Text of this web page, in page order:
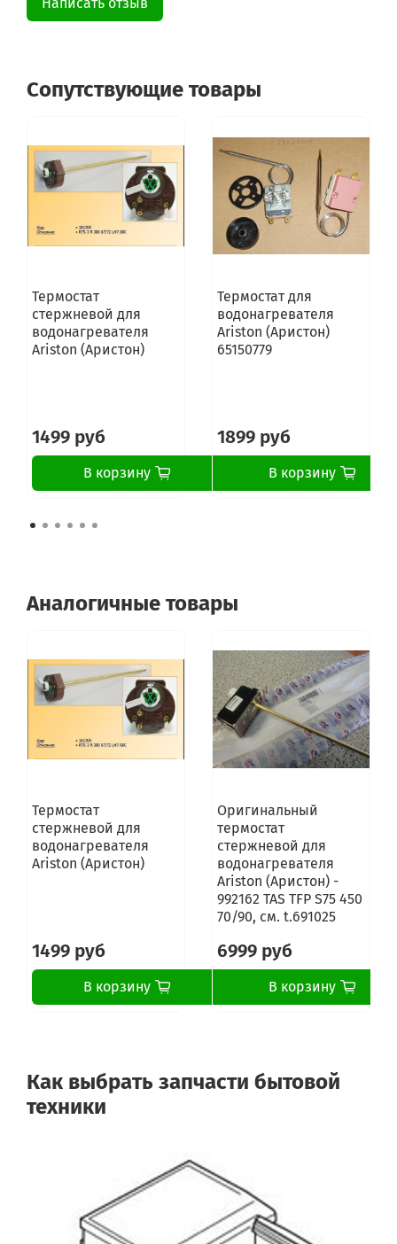
Сопутствующие товары
Термостат
стержневой для
водонагревателя
Ariston (Аристон)
1499 руб
В корзину
Термостат для
водонагревателя
Ariston (Аристон)
65150779
1899 руб
В корзину
Аналогичные товары
Термостат
стержневой для
водонагревателя
Ariston (Аристон)
1499 руб
В корзину
Оригинальный
термостат
стержневой для
водонагревателя
Ariston (Аристон) -
992162 TAS TFP S75 450
70/90, см. t.691025
6999 руб
В корзину
Как выбрать запчасти бытовой
техники